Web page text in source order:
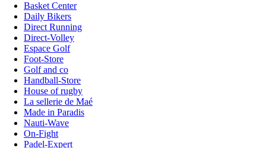
Basket Center
Daily Bikers
Direct Running
Direct-Volley
Espace Golf
Foot-Store
Golf and co
Handball-Store
House of rugby
La sellerie de Maé
Made in Paradis
Nauti-Wave
On-Fight
Padel-Expert